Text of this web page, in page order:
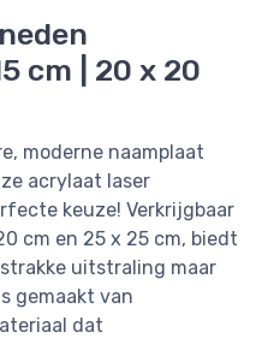
cm | 20 x 20
moderne naamplaat
acrylaat laser
keuze! Verkrijgbaar
cm en 25 x 25 cm, biedt
uitstraling maar
gemaakt van
dat